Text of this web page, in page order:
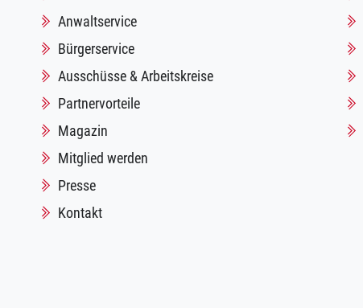
Anwaltservice
Bürgerservice
Ausschüsse & Arbeitskreise
Partnervorteile
Magazin
Mitglied werden
Presse
Kontakt